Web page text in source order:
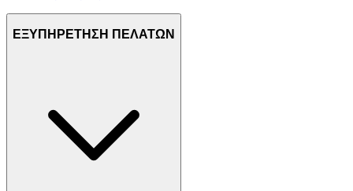
ΕΞΥΠΗΡΕΤΗΣΗ ΠΕΛΑΤΩΝ